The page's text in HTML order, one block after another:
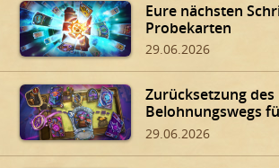
Eure nächsten
Probekarten
29.06.2026
Zurücksetzung des
Belohnungswegs
der Violetten
29.06.2026